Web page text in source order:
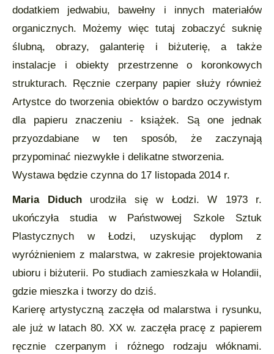
dodatkiem jedwabiu, bawełny i innych materiałów
organicznych. Możemy więc tutaj zobaczyć suknię
ślubną, obrazy, galanterię i biżuterię, a także
instalacje i obiekty przestrzenne o koronkowych
strukturach. Ręcznie czerpany papier służy również
Artystce do tworzenia obiektów o bardzo oczywistym
dla papieru znaczeniu - książek. Są one jednak
przyozdabiane w ten sposób, że zaczynają
przypominać niezwykłe i delikatne stworzenia.
Wystawa będzie czynna do 17 listopada 2014 r.
Maria Diduchurodziła się w Łodzi. W 1973 r.
ukończyła studia w Państwowej Szkole Sztuk
Plastycznych w Łodzi, uzyskując dyplom z
wyróżnieniem z malarstwa, w zakresie projektowania
ubioru i biżuterii. Po studiach zamieszkała w Holandii,
gdzie mieszka i tworzy do dziś.
Karierę artystyczną zaczęła od malarstwa i rysunku,
ale już w latach 80. XX w. zaczęła pracę z papierem
ręcznie czerpanym i różnego rodzaju włóknami.